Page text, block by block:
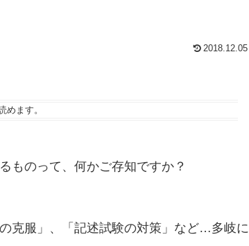
2018.12.05
めます。
ものって、何かご存知ですか？
克服」、「記述試験の対策」など…多岐に